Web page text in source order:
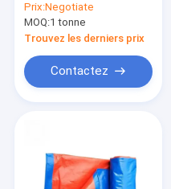
Prix:Negotiate
MOQ:1 tonne
Trouvez les derniers prix
Contactez